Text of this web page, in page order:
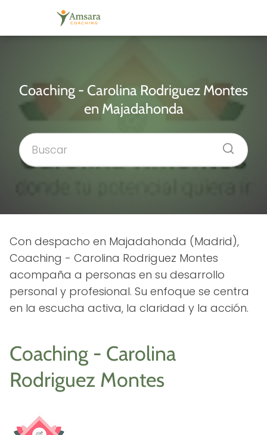
Coaching - Carolina Rodriguez Montes
en Majadahonda
Con despacho en Majadahonda (Madrid),
Coaching - Carolina Rodriguez Montes
acompaña a personas en su desarrollo
personal y profesional. Su enfoque se centra
en la escucha activa, la claridad y la acción.
Coaching - Carolina
Rodriguez Montes